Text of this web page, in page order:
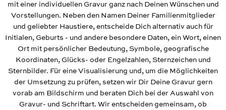
mit einer individuellen Gravur ganz nach Deinen Wünschen und
Vorstellungen. Neben den Namen Deiner Familienmitglieder
und geliebter Haustiere, entscheide Dich alternativ auch für
Initialen, Geburts - und andere besondere Daten, ein Wort, einen
Ort mit persönlicher Bedeutung, Symbole, geografische
Koordinaten, Glücks- oder Engelzahlen, Sternzeichen und
Sternbilder. Für eine Visualisierung und, um die Möglichkeiten
der Umsetzung zu prüfen, setzen wir Dir Deine Gravur gern
vorab am Bildschirm und beraten Dich bei der Auswahl von
Gravur- und Schriftart. Wir entscheiden gemeinsam, ob